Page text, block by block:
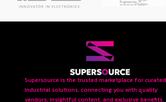
Supersource is the trusted marketplace for curated
industrial solutions, connecting you with quality
vendors, insightful content, and exclusive benefits.